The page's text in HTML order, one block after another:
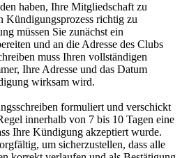
haben, Ihre Mitgliedschaft zu
Kündigungsprozess richtig zu
müssen Sie zunächst ein
und an die Adresse des Clubs
muss Ihren vollständigen
Ihre Adresse und das Datum
wirksam wird.
formuliert und verschickt
innerhalb von 7 bis 10 Tagen eine
Ihre Kündigung akzeptiert wurde.
um sicherzustellen, dass alle